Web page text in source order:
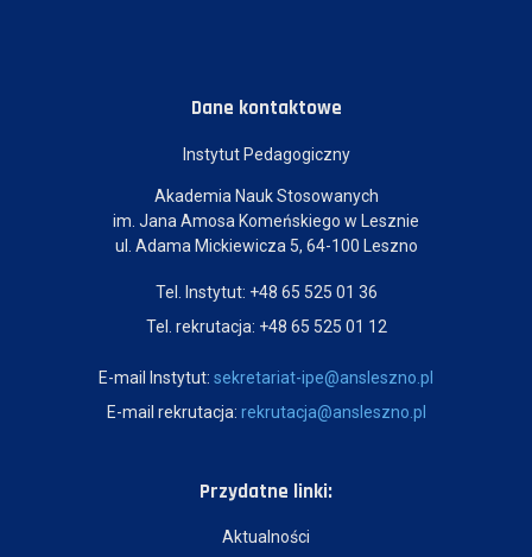
Dane kontaktowe
Instytut Pedagogiczny
Akademia Nauk Stosowanych
im. Jana Amosa Komeńskiego w Lesznie
ul. Adama Mickiewicza 5, 64-100 Leszno
Tel. Instytut: +48 65 525 01 36
Tel. rekrutacja: +48 65 525 01 12
E-mail Instytut: sekretariat-ipe@ansleszno.pl
E-mail rekrutacja: rekrutacja@ansleszno.pl
Przydatne linki:
Aktualności